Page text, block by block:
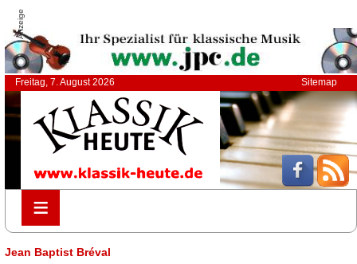
Anzeige
Freitag, 7. August 2026 Sitemap
≡
≡
Jean Baptist Bréval